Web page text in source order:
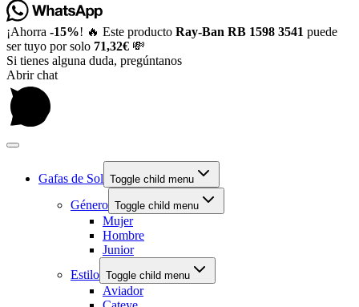
¡Ahorra -15%! 🔥 Este producto Ray-Ban RB 1598 3541 puede
ser tuyo por solo 71,32€ 💸
Si tienes alguna duda, pregúntanos
Abrir chat
Gafas de Sol Toggle child menu
Género Toggle child menu
Mujer
Hombre
Junior
Estilo Toggle child menu
Aviador